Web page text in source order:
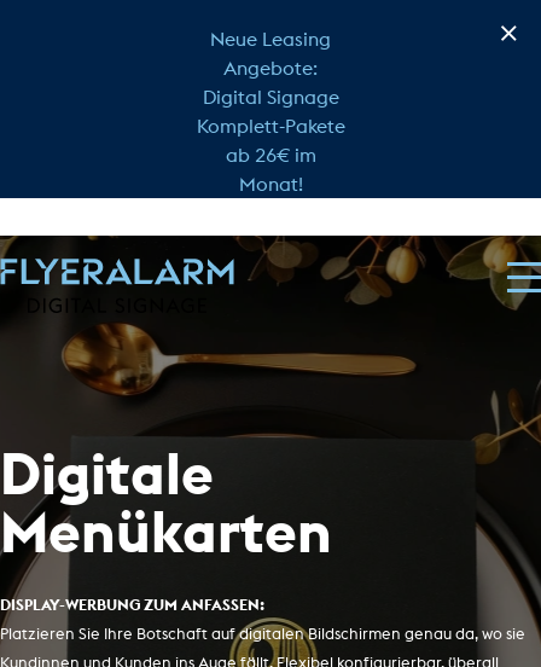
Neue Leasing
Angebote:
Digital Signage
Komplett-Pakete
ab 26€ im
Monat!
Digitale
Menükarten
DISPLAY-WERBUNG ZUM ANFASSEN:
Platzieren Sie Ihre Botschaft auf digitalen Bildschirmen genau da, wo sie
Kundinnen und Kunden ins Auge fällt. Flexibel konfigurierbar, überall